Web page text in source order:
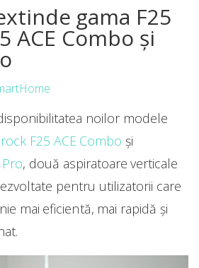
gama F25
ACE Combo și
noilor modele
F25 ACE Combo și
, două aspiratoare verticale
pentru utilizatorii care
mai eficientă, mai rapidă și